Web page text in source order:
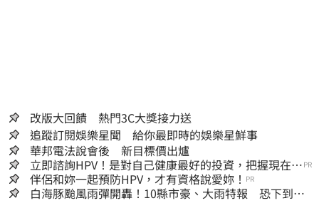
改版大回饋 熱門3C大獎接力送
追蹤訂閱娛樂星聞 給你最即時的娛樂星鮮事
華邦電法說會後 新目標價出爐
立即諮詢HPV！是對自己健康最好的投資，把握現在不
嫌晚！
PR
伴侶和妳一起預防HPV，才有資格說愛妳！ PR
白海豚颱風雨彈開轟！10縣市豪、大雨特報 恐下到明